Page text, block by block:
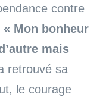
contre
« Mon bonheur
mais
retrouvé sa
le courage